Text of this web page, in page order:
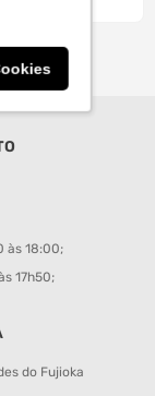
às 18:00;
17h50;
do Fujioka